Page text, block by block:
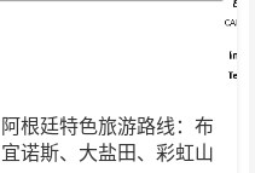
阿根廷特色旅游路线：布
宜诺斯、大盐田、彩虹山